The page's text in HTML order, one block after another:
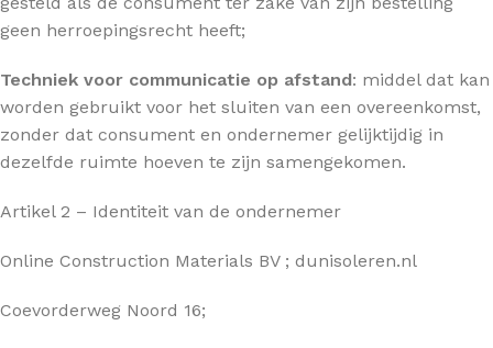
geen herroepingsrecht heeft;
Techniek voor communicatie op afstand: middel dat kan
worden gebruikt voor het sluiten van een overeenkomst,
zonder dat consument en ondernemer gelijktijdig in
dezelfde ruimte hoeven te zijn samengekomen.
Artikel 2 – Identiteit van de ondernemer
Online Construction Materials BV ; dunisoleren.nl
Coevorderweg Noord 16;